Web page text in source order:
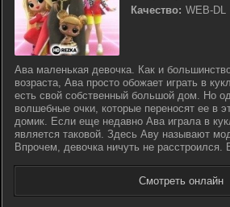
Качество: WEB-DL
Ава маленькая девочка. Как и
возраста, Ава просто обожает играть в
есть свой собственный большой дом. Но
волшебные очки, которые переносят ее в
домик. Если еще недавно Ава играла в
является таковой. Здесь Аву называют
Впрочем, девочка ничуть не расстроился.
Смотреть онлайн